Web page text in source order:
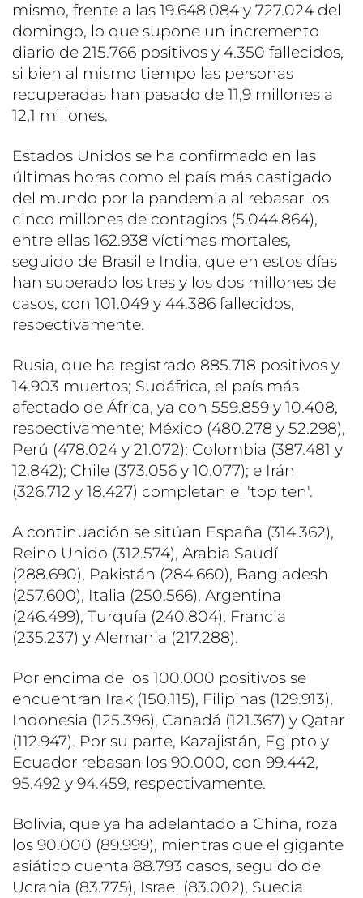
mismo, frente a las 19.648.084 y 727.024 del
domingo, lo que supone un incremento
diario de 215.766 positivos y 4.350 fallecidos,
si bien al mismo tiempo las personas
recuperadas han pasado de 11,9 millones a
12,1 millones.
Estados Unidos se ha confirmado en las
últimas horas como el país más castigado
del mundo por la pandemia al rebasar los
cinco millones de contagios (5.044.864),
entre ellas 162.938 víctimas mortales,
seguido de Brasil e India, que en estos días
han superado los tres y los dos millones de
casos, con 101.049 y 44.386 fallecidos,
respectivamente.
Rusia, que ha registrado 885.718 positivos y
14.903 muertos; Sudáfrica, el país más
afectado de África, ya con 559.859 y 10.408,
respectivamente; México (480.278 y 52.298),
Perú (478.024 y 21.072); Colombia (387.481 y
12.842); Chile (373.056 y 10.077); e Irán
(326.712 y 18.427) completan el 'top ten'.
A continuación se sitúan España (314.362),
Reino Unido (312.574), Arabia Saudí
(288.690), Pakistán (284.660), Bangladesh
(257.600), Italia (250.566), Argentina
(246.499), Turquía (240.804), Francia
(235.237) y Alemania (217.288).
Por encima de los 100.000 positivos se
encuentran Irak (150.115), Filipinas (129.913),
Indonesia (125.396), Canadá (121.367) y Qatar
(112.947). Por su parte, Kazajistán, Egipto y
Ecuador rebasan los 90.000, con 99.442,
95.492 y 94.459, respectivamente.
Bolivia, que ya ha adelantado a China, roza
los 90.000 (89.999), mientras que el gigante
asiático cuenta 88.793 casos, seguido de
Ucrania (83.775), Israel (83.002), Suecia